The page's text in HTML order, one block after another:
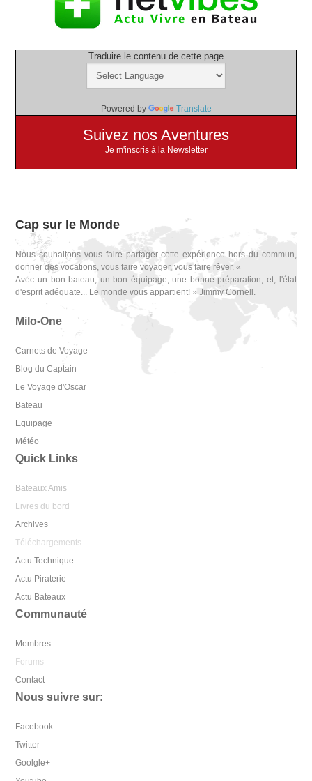
Traduire le contenu de cette page
Powered by Translate
Suivez nos Aventures
Je m'inscris à la Newsletter
Cap sur le Monde
Nous souhaitons vous faire partager cette expérience hors du commun,
donner des vocations, vous faire voyager, vous faire rêver. «
Avec un bon bateau, un bon équipage, une bonne préparation, et, l'état
d'esprit adéquate... Le monde vous appartient! » Jimmy Cornell.
Milo-One
Carnets de Voyage
Blog du Captain
Le Voyage d'Oscar
Bateau
Equipage
Météo
Quick Links
Bateaux Amis
Livres du bord
Archives
Téléchargements
Actu Technique
Actu Piraterie
Actu Bateaux
Communauté
Membres
Forums
Contact
Nous suivre sur:
Facebook
Twitter
Goolgle+